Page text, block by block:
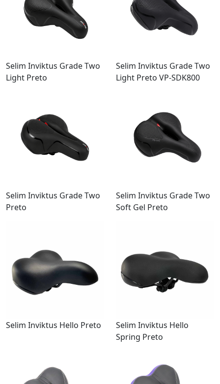
Selim Inviktus Grade Two
Light Preto
Selim Inviktus Grade Two
Light Preto VP-SDK800
Selim Inviktus Grade Two
Preto
Selim Inviktus Grade Two
Soft Gel Preto
Selim Inviktus Hello Preto
Selim Inviktus Hello
Spring Preto